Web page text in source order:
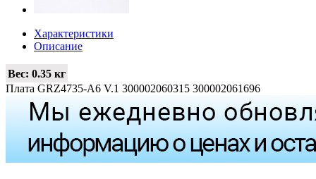
Характеристики
Описание
Вес: 0.35 кг
Плата GRZ4735-A6 V.1 300002060315 300002061696